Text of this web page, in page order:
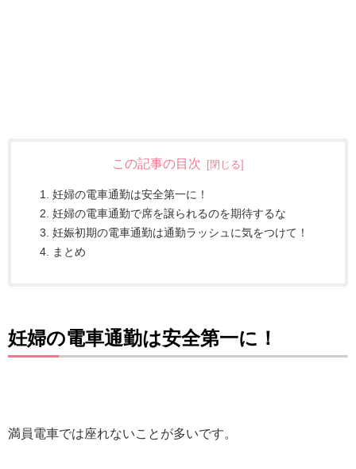
この記事の目次
妊婦の電車通勤は安全第一に！
妊婦の電車通勤で席を譲られるのを期待するな
妊娠初期の電車通勤は通勤ラッシュに気をつけて！
まとめ
妊婦の電車通勤は安全第一に！
満員電車では座れないことが多いです。